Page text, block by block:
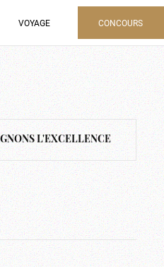
VOYAGE CONCOURS
L'EXCELLENCE